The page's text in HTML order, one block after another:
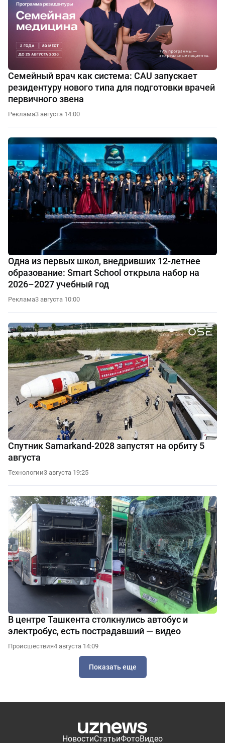
Семейный врач как система: CAU запускает
резидентуру нового типа для подготовки врачей
первичного звена
Реклама3 августа 14:00
Одна из первых школ, внедривших 12-летнее
образование: Smart School открыла набор на
2026–2027 учебный год
Реклама3 августа 10:00
Спутник Samarkand-2028 запустят на орбиту 5
августа
Технологии3 августа 19:25
В центре Ташкента столкнулись автобус и
электробус, есть пострадавший — видео
Происшествия4 августа 14:09
Показать еще
НовостиСтатьиФотоВидео